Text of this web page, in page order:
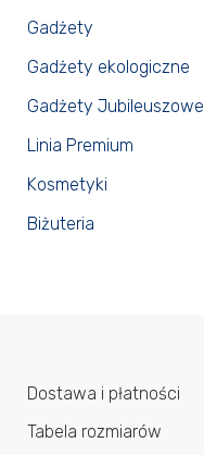
Gadżety
Gadżety ekologiczne
Gadżety Jubileuszowe
Linia Premium
Kosmetyki
Biżuteria
Dostawa i płatności
Tabela rozmiarów